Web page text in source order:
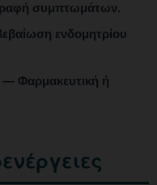
συμπτωμάτων.
ενδομητρίου
— Φαρμακευτική ή